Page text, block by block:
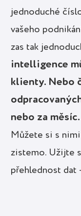
jednoduché
vašeho
zas tak
intelligence
klienty. Nebo
nebo za měsíc.
Můžete si s
zistemo. Užijte
přehlednost dat